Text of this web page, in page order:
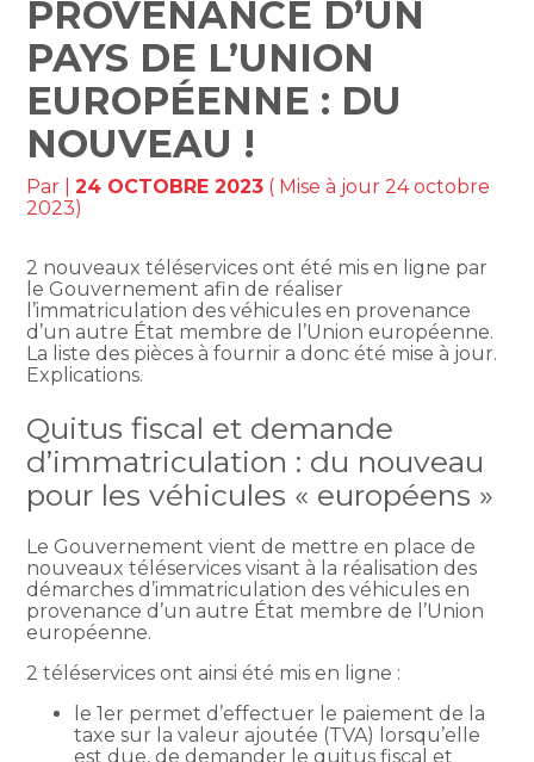
PROVENANCE D’UN
PAYS DE L’UNION
EUROPÉENNE : DU
NOUVEAU !
Par |24 OCTOBRE 2023 ( Mise à jour 24 octobre
2023)
2 nouveaux téléservices ont été mis en ligne par
le Gouvernement afin de réaliser
l’immatriculation des véhicules en provenance
d’un autre État membre de l’Union européenne.
La liste des pièces à fournir a donc été mise à jour.
Explications.
Quitus fiscal et demande
d’immatriculation : du nouveau
pour les véhicules « européens »
Le Gouvernement vient de mettre en place de
nouveaux téléservices visant à la réalisation des
démarches d’immatriculation des véhicules en
provenance d’un autre État membre de l’Union
européenne.
2 téléservices ont ainsi été mis en ligne :
le 1er permet d’effectuer le paiement de la
taxe sur la valeur ajoutée (TVA) lorsqu’elle
est due, de demander le quitus fiscal et